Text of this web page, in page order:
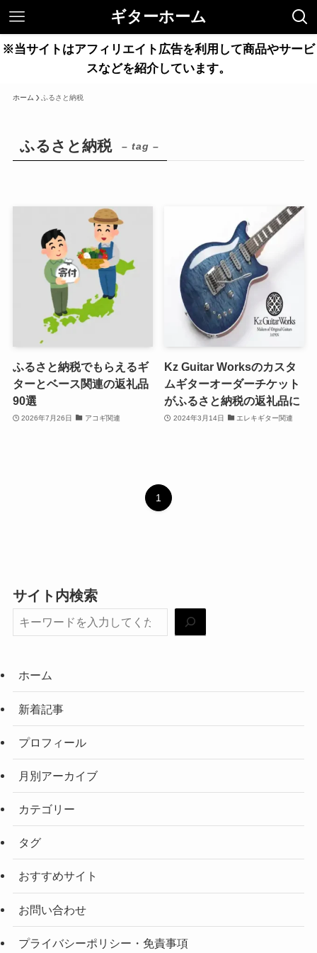
ギターホーム
※当サイトはアフィリエイト広告を利用して商品やサービ
スなどを紹介しています。
ホーム ふるさと納税
ふるさと納税 – tag –
ふるさと納税でもらえるギ
ターとベース関連の返礼品
90選
2026年7月26日 アコギ関連
Kz Guitar Worksのカスタ
ムギターオーダーチケット
がふるさと納税の返礼品に
2024年3月14日 エレキギター関連
1
サイト内検索
ホーム
新着記事
プロフィール
月別アーカイブ
カテゴリー
タグ
おすすめサイト
お問い合わせ
プライバシーポリシー・免責事項